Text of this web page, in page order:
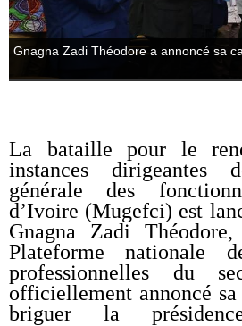
Gnagna Zadi Théodore a annoncé sa
La bataille pour le
instances dirigeantes
générale des
d’Ivoire (Mugefci) est
Gnagna Zadi
Plateforme nationale
professionnelles du
officiellement annoncé
briguer la